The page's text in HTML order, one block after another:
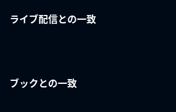
ライブ配信との一致
ブックとの一致